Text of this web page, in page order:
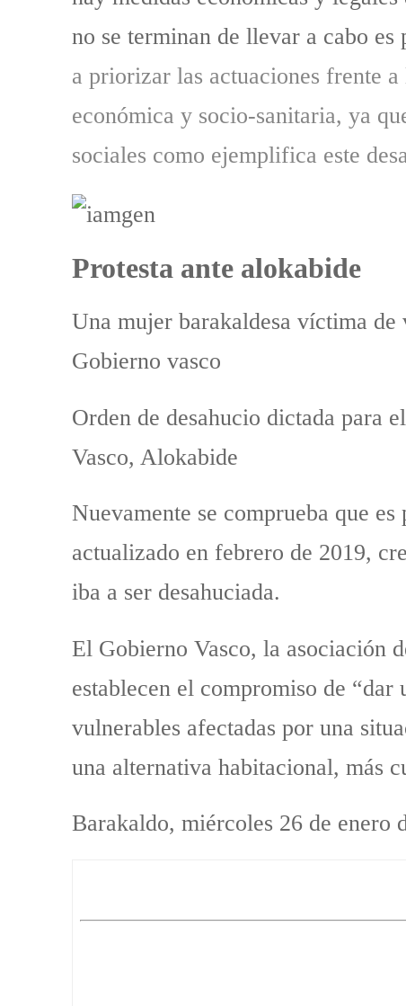
no se terminan de llevar a cabo
a priorizar las actuaciones frente
económica y socio-sanitaria, ya
sociales como ejemplifica este
Protesta ante alokabide
Una mujer barakaldesa víctima de
Gobierno vasco
Orden de desahucio dictada para
Vasco, Alokabide
Nuevamente se comprueba que
actualizado en febrero de 2019,
iba a ser desahuciada.
El Gobierno Vasco, la asociación
establecen el compromiso de
vulnerables afectadas por una
una alternativa habitacional, más
Barakaldo, miércoles 26 de enero